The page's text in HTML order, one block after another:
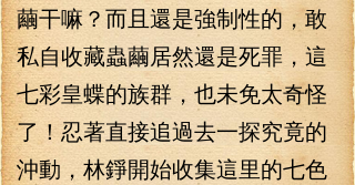
繭干嘛？而且還是強制性的，敢
私自收藏蟲繭居然還是死罪，這
七彩皇蝶的族群，也未免太奇怪
了！忍著直接追過去一探究竟的
沖動，林錚開始收集這里的七色